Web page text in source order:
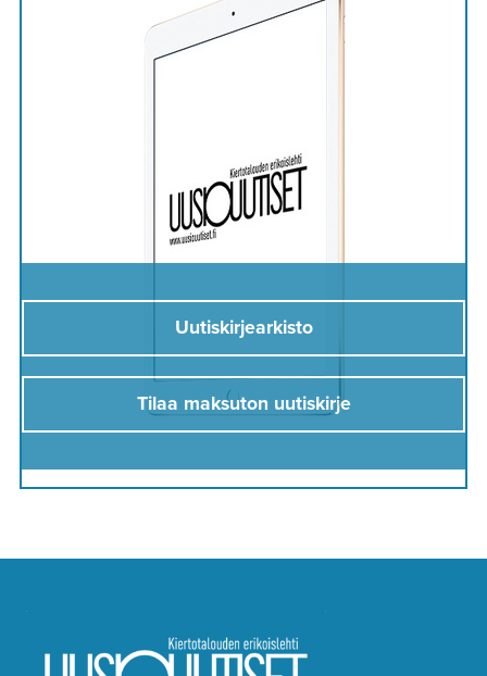
Uutiskirjearkisto
Tilaa maksuton uutiskirje